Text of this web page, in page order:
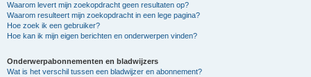
Waarom levert mijn zoekopdracht geen resultaten op?
Waarom resulteert mijn zoekopdracht in een lege pagina?
Hoe zoek ik een gebruiker?
Hoe kan ik mijn eigen berichten en onderwerpen vinden?
Onderwerpabonnementen en bladwijzers
Wat is het verschil tussen een bladwijzer en abonnement?